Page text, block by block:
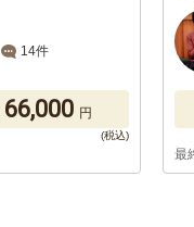
14件
66,000 円
最